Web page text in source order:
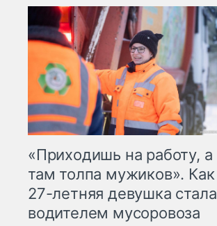
«Приходишь на работу, а
там толпа мужиков». Как
27-летняя девушка стала
водителем мусоровоза